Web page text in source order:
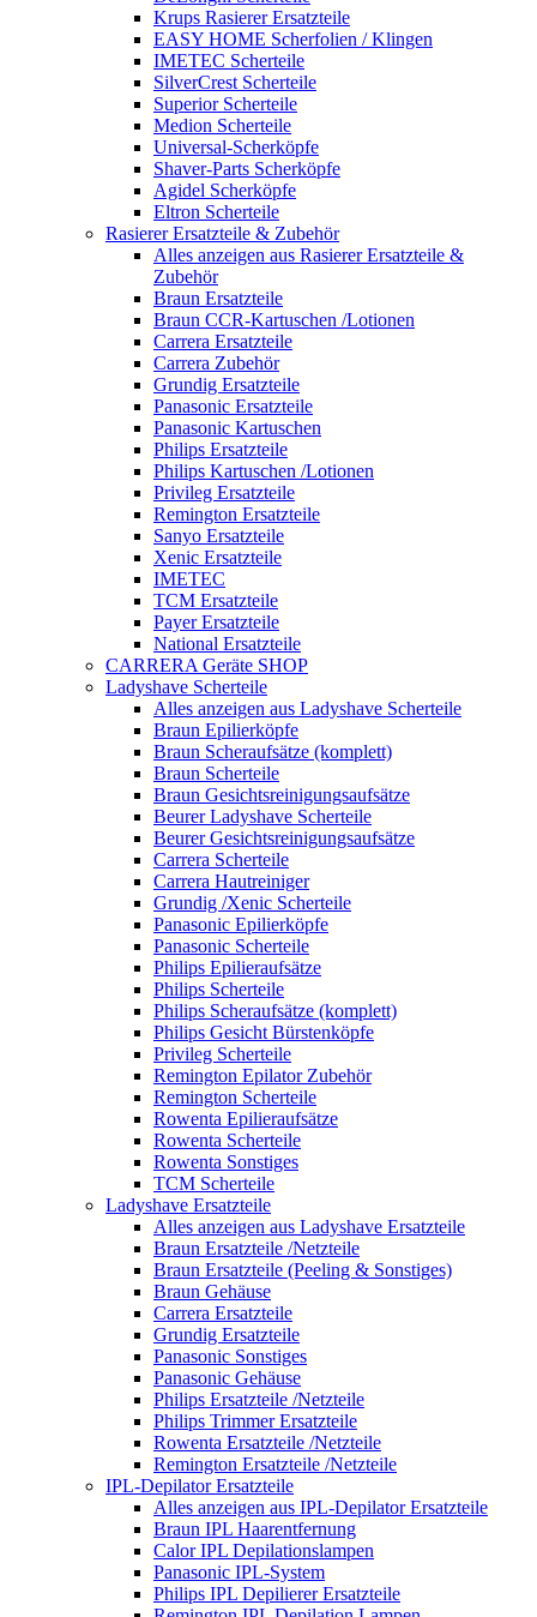
Krups Rasierer Ersatzteile
EASY HOME Scherfolien / Klingen
IMETEC Scherteile
SilverCrest Scherteile
Superior Scherteile
Medion Scherteile
Universal-Scherköpfe
Shaver-Parts Scherköpfe
Agidel Scherköpfe
Eltron Scherteile
Rasierer Ersatzteile & Zubehör
Alles anzeigen aus Rasierer Ersatzteile &
Zubehör
Braun Ersatzteile
Braun CCR-Kartuschen /Lotionen
Carrera Ersatzteile
Carrera Zubehör
Grundig Ersatzteile
Panasonic Ersatzteile
Panasonic Kartuschen
Philips Ersatzteile
Philips Kartuschen /Lotionen
Privileg Ersatzteile
Remington Ersatzteile
Sanyo Ersatzteile
Xenic Ersatzteile
IMETEC
TCM Ersatzteile
Payer Ersatzteile
National Ersatzteile
CARRERA Geräte SHOP
Ladyshave Scherteile
Alles anzeigen aus Ladyshave Scherteile
Braun Epilierköpfe
Braun Scheraufsätze (komplett)
Braun Scherteile
Braun Gesichtsreinigungsaufsätze
Beurer Ladyshave Scherteile
Beurer Gesichtsreinigungsaufsätze
Carrera Scherteile
Carrera Hautreiniger
Grundig /Xenic Scherteile
Panasonic Epilierköpfe
Panasonic Scherteile
Philips Epilieraufsätze
Philips Scherteile
Philips Scheraufsätze (komplett)
Philips Gesicht Bürstenköpfe
Privileg Scherteile
Remington Epilator Zubehör
Remington Scherteile
Rowenta Epilieraufsätze
Rowenta Scherteile
Rowenta Sonstiges
TCM Scherteile
Ladyshave Ersatzteile
Alles anzeigen aus Ladyshave Ersatzteile
Braun Ersatzteile /Netzteile
Braun Ersatzteile (Peeling & Sonstiges)
Braun Gehäuse
Carrera Ersatzteile
Grundig Ersatzteile
Panasonic Sonstiges
Panasonic Gehäuse
Philips Ersatzteile /Netzteile
Philips Trimmer Ersatzteile
Rowenta Ersatzteile /Netzteile
Remington Ersatzteile /Netzteile
IPL-Depilator Ersatzteile
Alles anzeigen aus IPL-Depilator Ersatzteile
Braun IPL Haarentfernung
Calor IPL Depilationslampen
Panasonic IPL-System
Philips IPL Depilierer Ersatzteile